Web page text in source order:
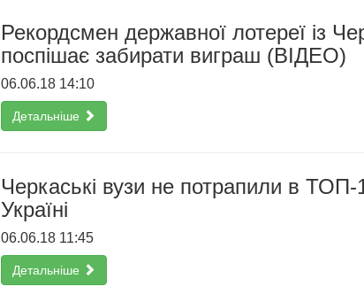
Рекордсмен державної лотереї із
поспішає забирати виграш (ВІДЕО)
06.06.18 14:10
Детальніше
Черкаські вузи не потрапили в
Україні
06.06.18 11:45
Детальніше